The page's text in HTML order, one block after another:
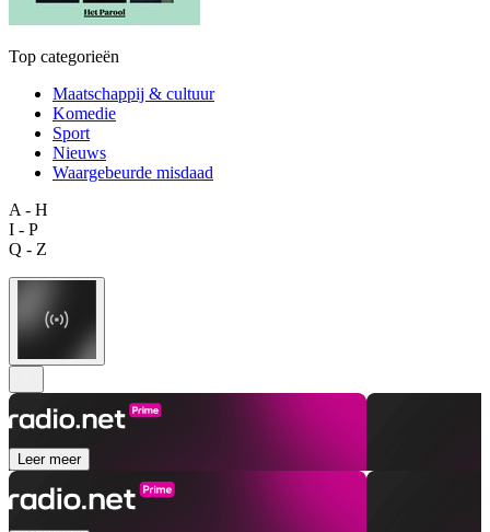
Top categorieën
Maatschappij & cultuur
Komedie
Sport
Nieuws
Waargebeurde misdaad
A - H
I - P
Q - Z
Leer meer